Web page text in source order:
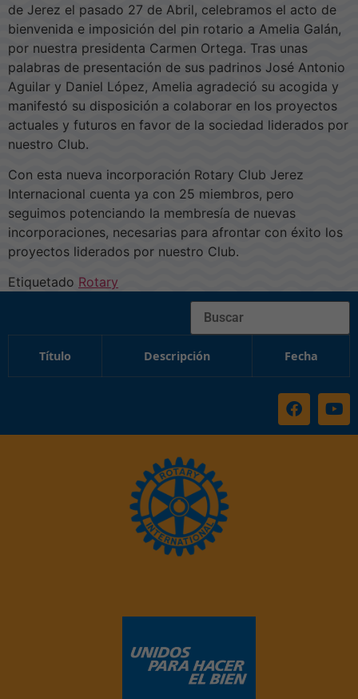
de Jerez el pasado 27 de Abril, celebramos el acto de
bienvenida e imposición del pin rotario a Amelia Galán,
por nuestra presidenta Carmen Ortega. Tras unas
palabras de presentación de sus padrinos José Antonio
Aguilar y Daniel López, Amelia agradeció su acogida y
manifestó su disposición a colaborar en los proyectos
actuales y futuros en favor de la sociedad liderados por
nuestro Club.
Con esta nueva incorporación Rotary Club Jerez
Internacional cuenta ya con 25 miembros, pero
seguimos potenciando la membresía de nuevas
incorporaciones, necesarias para afrontar con éxito los
proyectos liderados por nuestro Club.
Etiquetado Rotary
Buscar
Título Descripción Fecha